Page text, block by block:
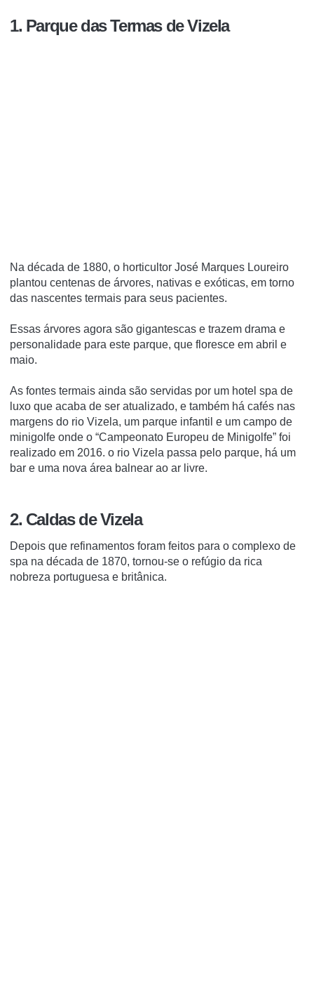
1. Parque das Termas de Vizela
Na década de 1880, o horticultor José Marques Loureiro
plantou centenas de árvores, nativas e exóticas, em torno
das nascentes termais para seus pacientes.
Essas árvores agora são gigantescas e trazem drama e
personalidade para este parque, que floresce em abril e
maio.
As fontes termais ainda são servidas por um hotel spa de
luxo que acaba de ser atualizado, e também há cafés nas
margens do rio Vizela, um parque infantil e um campo de
minigolfe onde o “Campeonato Europeu de Minigolfe” foi
realizado em 2016. o rio Vizela passa pelo parque, há um
bar e uma nova área balnear ao ar livre.
2. Caldas de Vizela
Depois que refinamentos foram feitos para o complexo de
spa na década de 1870, tornou-se o refúgio da rica
nobreza portuguesa e britânica.